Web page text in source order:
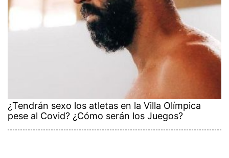
¿Tendrán sexo los atletas en la Villa Olímpica
pese al Covid? ¿Cómo serán los Juegos?